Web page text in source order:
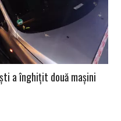
a înghițit două mașini